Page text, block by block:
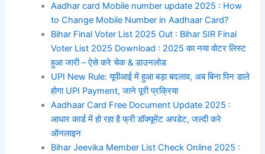
Aadhar card Mobile number update 2025 : How
to Change Mobile Number in Aadhaar Card?
Bihar Final Voter List 2025 Out : Bihar SIR Final
Voter List 2025 Download : 2025 का नया वोटर लिस्ट
हुआ जारी – ऐसे करे चेक & डाउनलोड
UPI New Rule: यूपीआई में हुआ बड़ा बदलाव, अब बिना पिन डाले
होगा UPI Payment, जाने पूरी प्रक्रिया
Aadhaar Card Free Document Update 2025 :
आधार कार्ड में हो रहा है फ्री डॉक्यूमेंट अपडेट, जल्दी करे
ऑनलाइन
Bihar Jeevika Member List Check Online 2025 :